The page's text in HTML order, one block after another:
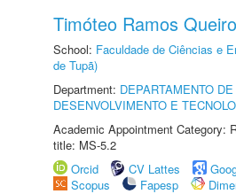
Timóteo Ramos
School: Faculdade de Ciências e
de Tupã)
Department: DEPARTAMENTO
DESENVOLVIMENTO E
Academic Appointment Category:
title: MS-5.2
Orcid
CV Lattes
Scopus
Fapesp